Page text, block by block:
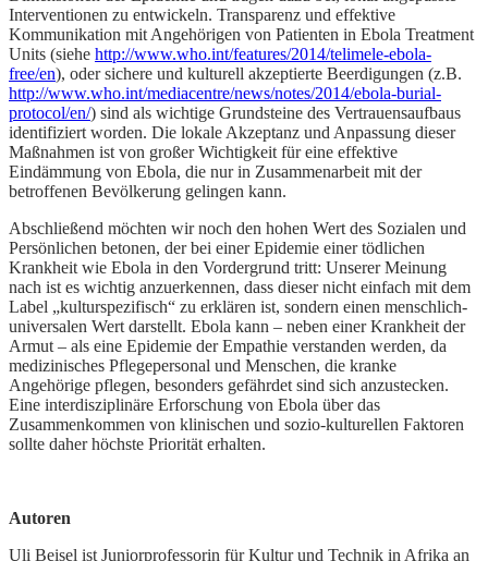
Interventionen zu entwickeln. Transparenz und effektive
Kommunikation mit Angehörigen von Patienten in Ebola Treatment
Units (siehe http://www.who.int/features/2014/telimele-ebola-
free/en), oder sichere und kulturell akzeptierte Beerdigungen (z.B.
http://www.who.int/mediacentre/news/notes/2014/ebola-burial-
protocol/en/) sind als wichtige Grundsteine des Vertrauensaufbaus
identifiziert worden. Die lokale Akzeptanz und Anpassung dieser
Maßnahmen ist von großer Wichtigkeit für eine effektive
Eindämmung von Ebola, die nur in Zusammenarbeit mit der
betroffenen Bevölkerung gelingen kann.
Abschließend möchten wir noch den hohen Wert des Sozialen und
Persönlichen betonen, der bei einer Epidemie einer tödlichen
Krankheit wie Ebola in den Vordergrund tritt: Unserer Meinung
nach ist es wichtig anzuerkennen, dass dieser nicht einfach mit dem
Label „kulturspezifisch“ zu erklären ist, sondern einen menschlich-
universalen Wert darstellt. Ebola kann – neben einer Krankheit der
Armut – als eine Epidemie der Empathie verstanden werden, da
medizinisches Pflegepersonal und Menschen, die kranke
Angehörige pflegen, besonders gefährdet sind sich anzustecken.
Eine interdisziplinäre Erforschung von Ebola über das
Zusammenkommen von klinischen und sozio-kulturellen Faktoren
sollte daher höchste Priorität erhalten.
Autoren
Uli Beisel ist Juniorprofessorin für Kultur und Technik in Afrika an